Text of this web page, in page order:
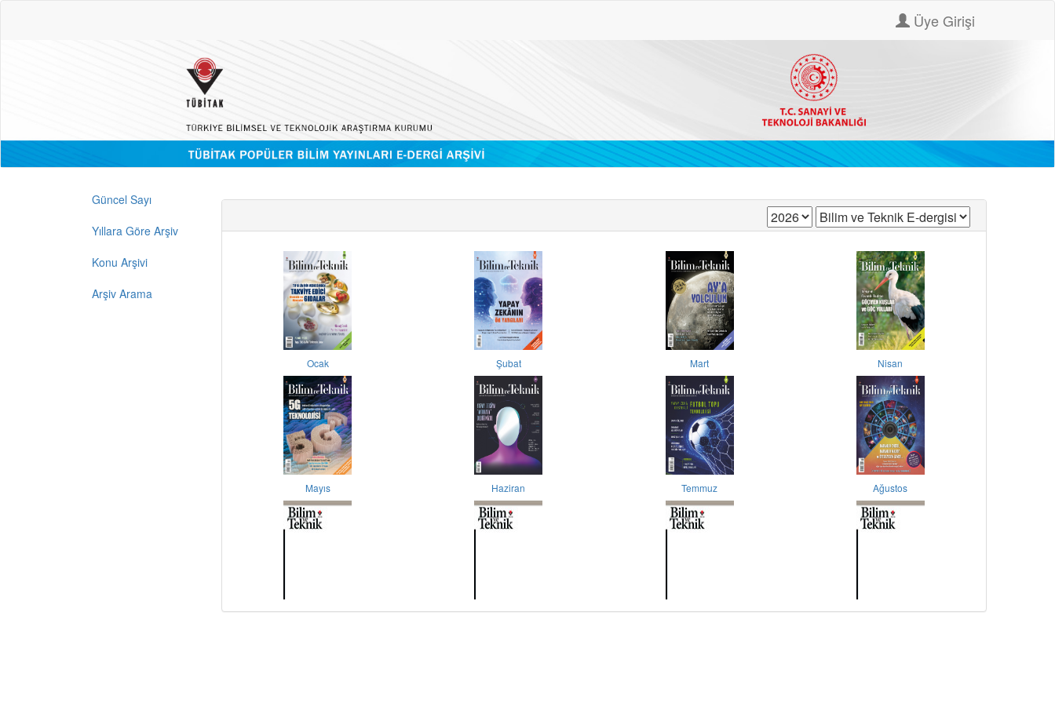
Üye Girişi
Güncel Sayı
Yıllara Göre Arşiv
Konu Arşivi
Arşiv Arama
Ocak Şubat Mart Nisan
Mayıs Haziran Temmuz Ağustos